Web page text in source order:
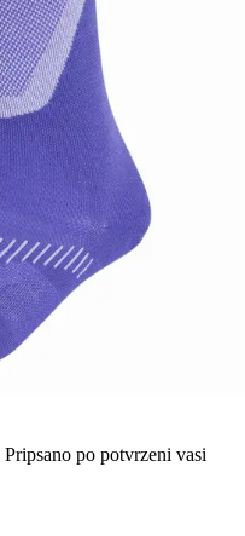
Pripsano po potvrzeni vasi